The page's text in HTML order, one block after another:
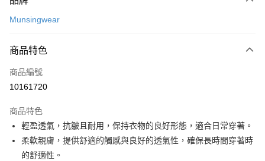
信用卡一次付款
LINE Pay
Apple Pay
悠遊付
大哥付你分期
相關說明
Munsingwear
商品特色
商品編號
10161720
商品特色
輕盈透氣，抗皺且耐用，保持衣物的良好形態，適合日常穿著。
柔軟親膚，提供舒適的觸感與良好的透氣性，確保長時間穿著時
的舒適性。